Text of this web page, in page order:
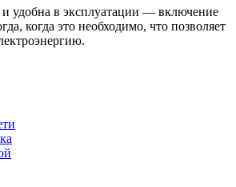
удобна в эксплуатации — включение
когда это необходимо, что позволяет